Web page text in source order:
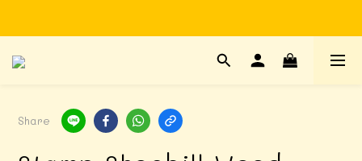
Time to enjoy STATIONERY!
Share